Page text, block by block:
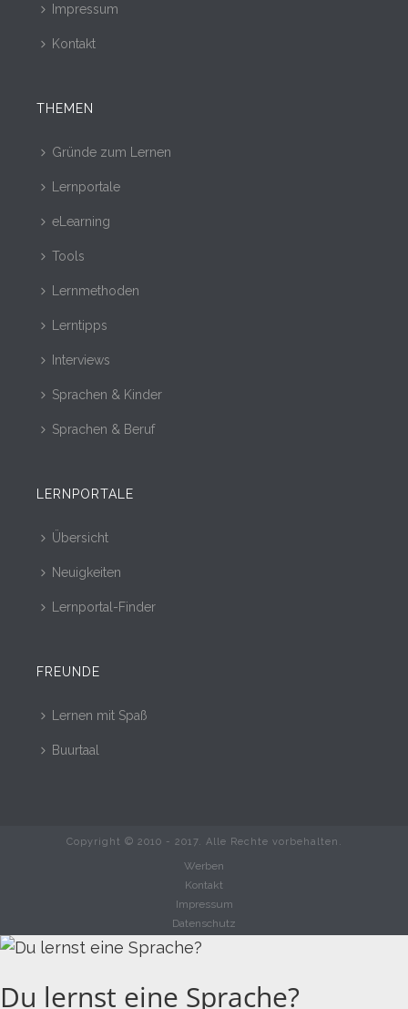
Impressum
Kontakt
THEMEN
Gründe zum Lernen
Lernportale
eLearning
Tools
Lernmethoden
Lerntipps
Interviews
Sprachen & Kinder
Sprachen & Beruf
LERNPORTALE
Übersicht
Neuigkeiten
Lernportal-Finder
FREUNDE
Lernen mit Spaß
Buurtaal
Copyright © 2010 - 2017. Alle Rechte vorbehalten.
Werben
Kontakt
Impressum
Datenschutz
Du lernst eine Sprache?